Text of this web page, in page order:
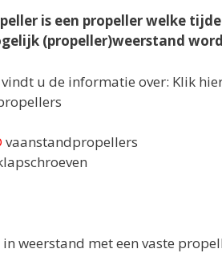
is een propeller welke
(propeller)weerstand
u de informatie over: Klik
vaanstandpropellers
weerstand met een vaste